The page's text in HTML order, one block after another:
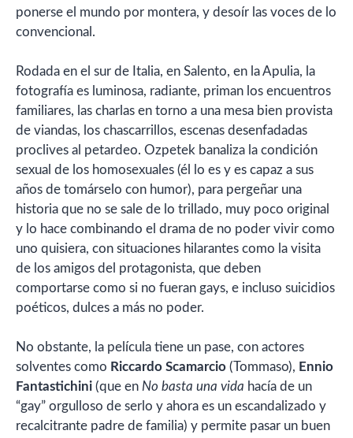
ponerse el mundo por montera, y desoír las voces de lo
convencional.
Rodada en el sur de Italia, en Salento, en la Apulia, la
fotografía es luminosa, radiante, priman los encuentros
familiares, las charlas en torno a una mesa bien provista
de viandas, los chascarrillos, escenas desenfadadas
proclives al petardeo. Ozpetek banaliza la condición
sexual de los homosexuales (él lo es y es capaz a sus
años de tomárselo con humor), para pergeñar una
historia que no se sale de lo trillado, muy poco original
y lo hace combinando el drama de no poder vivir como
uno quisiera, con situaciones hilarantes como la visita
de los amigos del protagonista, que deben
comportarse como si no fueran gays, e incluso suicidios
poéticos, dulces a más no poder.
No obstante, la película tiene un pase, con actores
solventes como Riccardo Scamarcio (Tommaso), Ennio
Fantastichini (que en No basta una vida hacía de un
“gay” orgulloso de serlo y ahora es un escandalizado y
recalcitrante padre de familia) y permite pasar un buen